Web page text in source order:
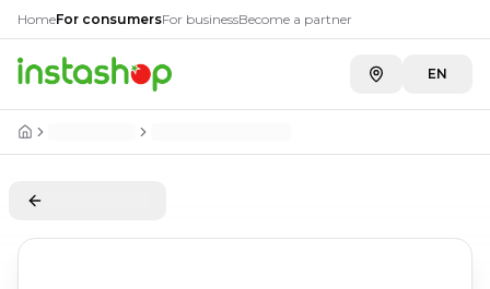
HomeFor consumersFor businessBecome a partner
EN